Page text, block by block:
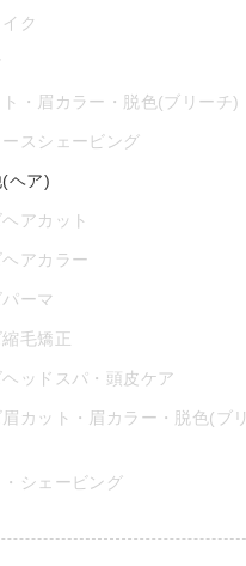
ク
ト・眉カラー・脱色(ブリーチ)
ースシェービング
ヘア)
アカット
ヘアカラー
パーマ
縮毛矯正
ヘッドスパ・頭皮ケア
眉カット・眉カラー・脱色(ブリ
シェービング